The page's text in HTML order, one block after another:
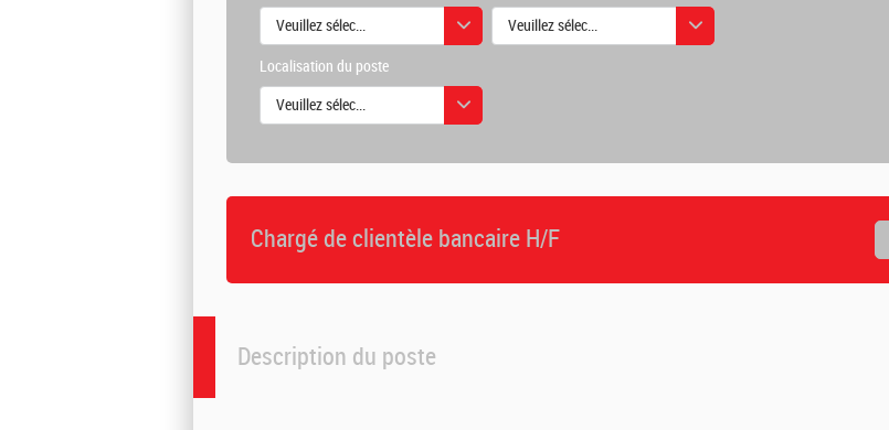
Veuillez sélectionner une ou des valeursVeuillez sélectionner une ou des valeurs
Localisation du poste
Veuillez sélectionner une ou des valeurs
Chargé de clientèle bancaire H/F
Description du poste